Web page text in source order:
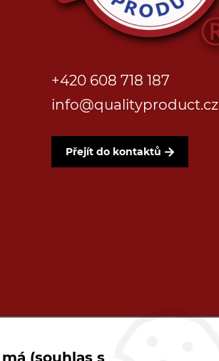
+420 608 718 187
info@qualityproduct.cz
Přejít do kontaktů
(souhlas s